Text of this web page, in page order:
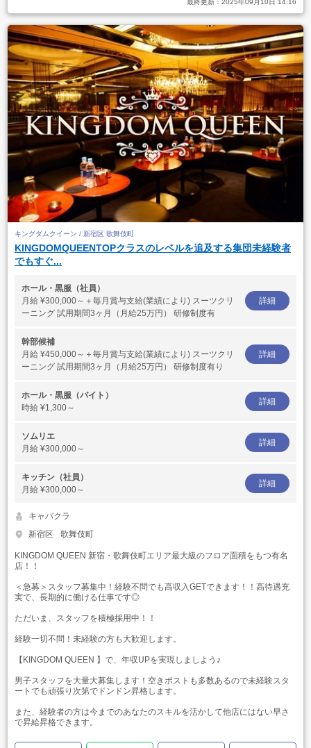
最終更新： 2025年09月10日 14:16
キングダムクイーン / 新宿区 歌舞伎町
KINGDOMQUEENTOPクラスのレベルを追及する集団未経験者
でもすぐ...
ホール・黒服（社員）
月給 ¥300,000～＋毎月賞与支給(業績により) スーツクリ
ーニング 試用期間3ヶ月（月給25万円） 研修制度有
詳細
幹部候補
月給 ¥450,000～＋毎月賞与支給(業績により) スーツクリ
ーニング 試用期間3ヶ月（月給25万円） 研修制度有り
詳細
ホール・黒服（バイト）
時給 ¥1,300～
詳細
ソムリエ
月給 ¥300,000～
詳細
キッチン（社員）
月給 ¥300,000～
詳細
キャバクラ
新宿区
歌舞伎町
KINGDOM QUEEN 新宿・歌舞伎町エリア最大級のフロア面積をもつ有名
店！！
＜急募＞スタッフ募集中！経験不問でも高収入GETできます！！高待遇充
実で、長期的に働ける仕事です◎
ただいま、スタッフを積極採用中！！
経験一切不問！未経験の方も大歓迎します。
【KINGDOM QUEEN 】で、年収UPを実現しましよう♪
男子スタッフを大量大募集します！空きポストも多数あるので未経験スタ
ートでも頑張り次第でドンドン昇格します。
また、経験者の方は今までのあなたのスキルを活かして他店にはない早さ
で昇給昇格できます。